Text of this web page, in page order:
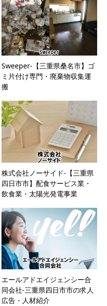
Sweeper-【三重県桑名市】ゴ
ミ片付け専門・廃棄物収集運
搬
株式会社ノーサイド-【三重県
四日市市】配食サービス業・
飲食業・太陽光発電事業
エールアドエイジェンシー合
同会社-三重県四日市市の求人
広告・人材紹介